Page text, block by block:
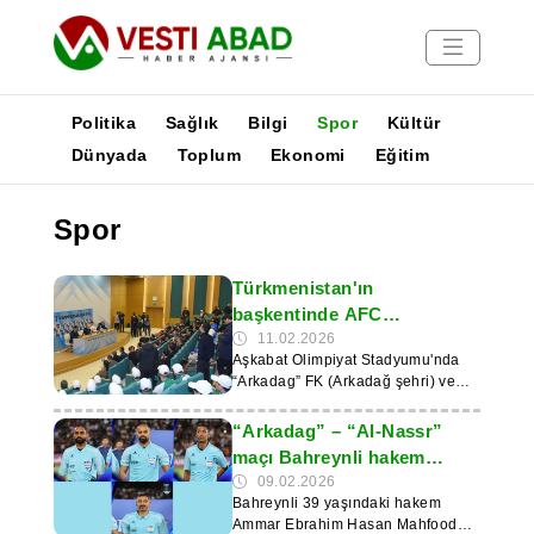
Haberler
Yayınlar
Medya
Poster
Politika Sağlık Bilgi Spor
Kültür
Dünyada
Toplum Ekonomi Eğitim
Spor
Türkmenistan'ın
başkentinde AFC
Şampiyonlar Ligi maçının
katılımcıları basın toplantısı
düzenledi
11.02.2026
Aşkabat Olimpiyat Stadyumu'nda
“Arkadag” FK (Arkadağ şehri) ve
Krallığı) takımlarının antrenörleri ve
oyuncularının katılımıyla bir basın
toplantısı düzenlendi. Bu haber,
devlet haber ajansı TDH tarafından
duyuruldu. Etkinlik, Aşkabat'ta
“Arkadag” – “Al-Nassr”
maçı Bahreynli hakem
yönetecek
09.02.2026
Bahreynli 39 yaşındaki hakem
Ammar Ebrahim Hasan Mahfoodh,